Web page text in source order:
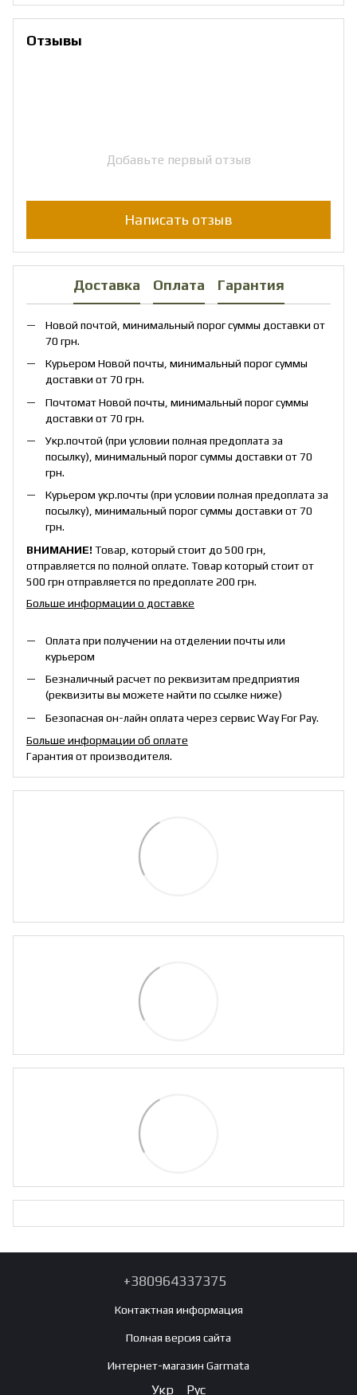
Отзывы
Добавьте первый отзыв
Написать отзыв
Доставка Оплата Гарантия
Новой почтой, минимальный порог суммы доставки от
70 грн.
Курьером Новой почты, минимальный порог суммы
доставки от 70 грн.
Почтомат Новой почты, минимальный порог суммы
доставки от 70 грн.
Укр.почтой (при условии полная предоплата за
посылку), минимальный порог суммы доставки от 70
грн.
Курьером укр.почты (при условии полная предоплата за
посылку), минимальный порог суммы доставки от 70
грн.
ВНИМАНИЕ!Товар, который стоит до 500 грн,
отправляется по полной оплате. Товар который стоит от
500 грн отправляется по предоплате 200 грн.
Больше информации о доставке
Оплата при получении на отделении почты или
курьером
Безналичный расчет по реквизитам предприятия
(реквизиты вы можете найти по ссылке ниже)
Безопасная он-лайн оплата через сервис Way For Pay.
Больше информации об оплате
Гарантия от производителя.
+380964337375
Контактная информация
Полная версия сайта
Интернет-магазин Garmata
Укр Рус